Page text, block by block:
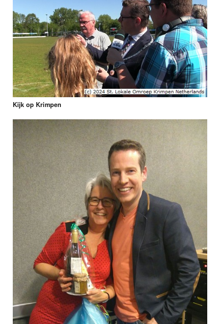
Webcam
Info
Kijk op Krimpen